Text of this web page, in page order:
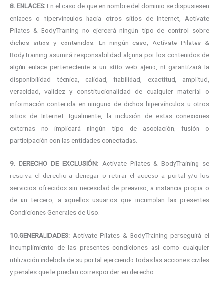
8. ENLACES:En el caso de que en nombre del dominio se dispusiesen
enlaces o hipervínculos hacia otros sitios de Internet, Actívate
Pilates & BodyTraining no ejercerá ningún tipo de control sobre
dichos sitios y contenidos. En ningún caso, Actívate Pilates &
BodyTraining asumirá responsabilidad alguna por los contenidos de
algún enlace perteneciente a un sitio web ajeno, ni garantizará la
disponibilidad técnica, calidad, fiabilidad, exactitud, amplitud,
veracidad, validez y constitucionalidad de cualquier material o
información contenida en ninguno de dichos hipervínculos u otros
sitios de Internet. Igualmente, la inclusión de estas conexiones
externas no implicará ningún tipo de asociación, fusión o
participación con las entidades conectadas.
9. DERECHO DE EXCLUSIÓN: Actívate Pilates & BodyTraining se
reserva el derecho a denegar o retirar el acceso a portal y/o los
servicios ofrecidos sin necesidad de preaviso, a instancia propia o
de un tercero, a aquellos usuarios que incumplan las presentes
Condiciones Generales de Uso.
10.GENERALIDADES: Actívate Pilates & BodyTraining perseguirá el
incumplimiento de las presentes condiciones así como cualquier
utilización indebida de su portal ejerciendo todas las acciones civiles
y penales que le puedan corresponder en derecho.